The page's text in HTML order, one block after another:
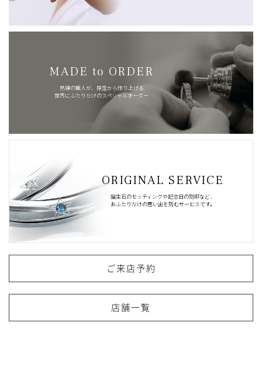
MADE to ORDER
熟練の職人が、原型から作り上げる
世界にふたりだけのスペシャルオーダー
ORIGINAL SERVICE
誕生石のセッティングや記念日の刻印など、
おふたりだけの思い出を刻むサービスです。
ご来店予約
店舗一覧